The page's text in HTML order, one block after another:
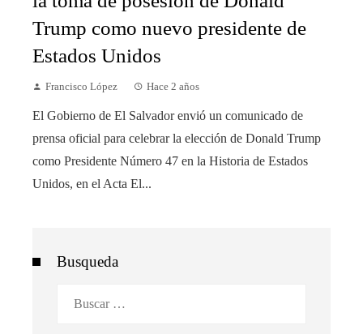
Trump como nuevo presidente de
Estados Unidos
Francisco López Hace 2 años
El Gobierno de El Salvador envió un comunicado de
prensa oficial para celebrar la elección de Donald Trump
como Presidente Número 47 en la Historia de Estados
Unidos, en el Acta El...
Busqueda